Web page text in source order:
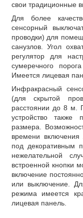
свои традиционные
Для более
сенсорный
проводки) для
санузлов. Угол
регулятор для
сумеречного
Имеется лицевая
Инфракрасный
(для скрытой
расстоянии до 8 м.
устройство также
размера.
времени
под декоративным
нежелательной
встроенной кнопки
включение
или выключение.
режима имеется
лицевая панель.